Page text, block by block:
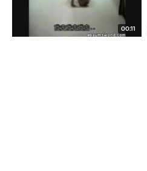
00:11